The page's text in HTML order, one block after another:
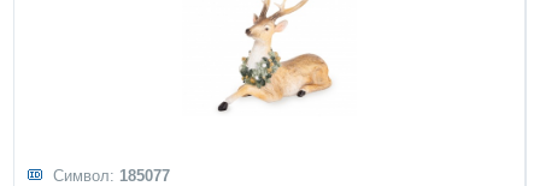
Символ: 185077